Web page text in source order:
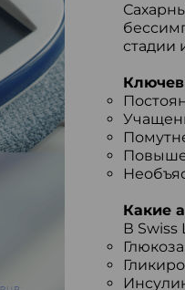
стадии
Какие
В Swiss